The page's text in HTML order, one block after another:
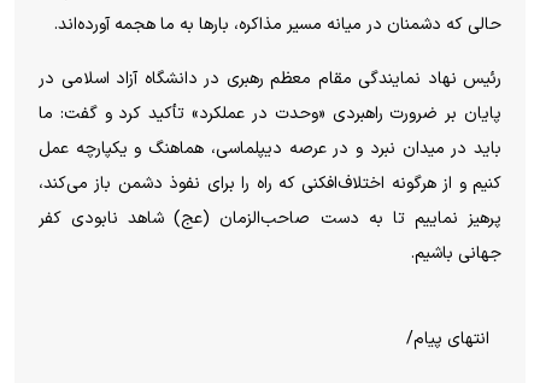
حالی که دشمنان در میانه مسیر مذاکره، بار‌ها به ما هجمه آورده‌اند.
رئیس نهاد نمایندگی مقام معظم رهبری در دانشگاه آزاد اسلامی در
پایان بر ضرورت راهبردی «وحدت در عملکرد» تأکید کرد و گفت: ما
باید در میدان نبرد و در عرصه دیپلماسی، هماهنگ و یکپارچه عمل
کنیم و از هرگونه اختلاف‌افکنی که راه را برای نفوذ دشمن باز می‌کند،
پرهیز نماییم تا به دست صاحب‌الزمان (عج) شاهد نابودی کفر
جهانی باشیم.
انتهای پیام/